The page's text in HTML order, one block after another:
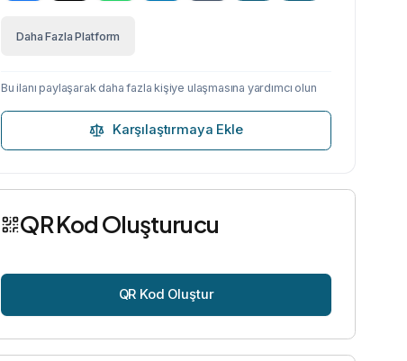
Daha Fazla Platform
Bu ilanı paylaşarak daha fazla kişiye ulaşmasına yardımcı olun
Karşılaştırmaya Ekle
QR Kod Oluşturucu
QR Kod Oluştur